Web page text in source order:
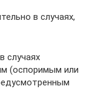
в случаях,
случаях
(оспоримым или